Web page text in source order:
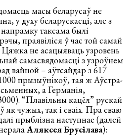
масы беларусаў не
у духу беларускасці, але з
таксама былі
праявіліся ў час той самай
не асацыяваць узровень
самасвядомасці з узроўнем
вайной – аўтсайдар з 617
прызыўнікоў, тая ж Аўстра-
а Германія,
“Плавільны кацёл” рускай
як чужых, так і сваіх. Пра сваю
прыблізна наступнае (далей
Аляксея Брусілава):